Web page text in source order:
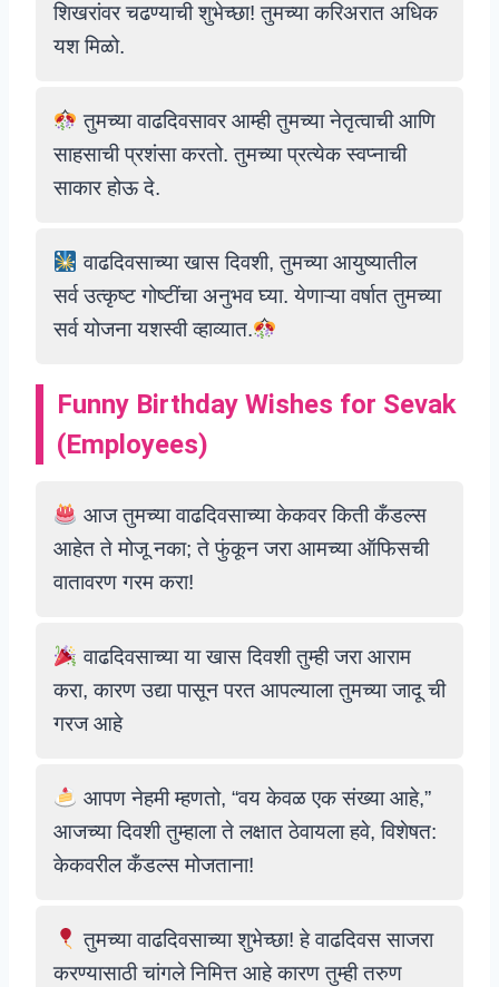
शिखरांवर चढण्याची शुभेच्छा! तुमच्या करिअरात अधिक
यश मिळो.
तुमच्या वाढदिवसावर आम्ही तुमच्या नेतृत्वाची आणि
साहसाची प्रशंसा करतो. तुमच्या प्रत्येक स्वप्नाची
साकार होऊ दे.
वाढदिवसाच्या खास दिवशी, तुमच्या आयुष्यातील
सर्व उत्कृष्ट गोष्टींचा अनुभव घ्या. येणाऱ्या वर्षात तुमच्या
सर्व योजना यशस्वी व्हाव्यात.
Funny Birthday Wishes for Sevak
(Employees)
आज तुमच्या वाढदिवसाच्या केकवर किती कँडल्स
आहेत ते मोजू नका; ते फुंकून जरा आमच्या ऑफिसची
वातावरण गरम करा!
वाढदिवसाच्या या खास दिवशी तुम्ही जरा आराम
करा, कारण उद्या पासून परत आपल्याला तुमच्या जादू ची
गरज आहे
आपण नेहमी म्हणतो, “वय केवळ एक संख्या आहे,”
आजच्या दिवशी तुम्हाला ते लक्षात ठेवायला हवे, विशेषत:
केकवरील कँडल्स मोजताना!
तुमच्या वाढदिवसाच्या शुभेच्छा! हे वाढदिवस साजरा
करण्यासाठी चांगले निमित्त आहे कारण तुम्ही तरुण